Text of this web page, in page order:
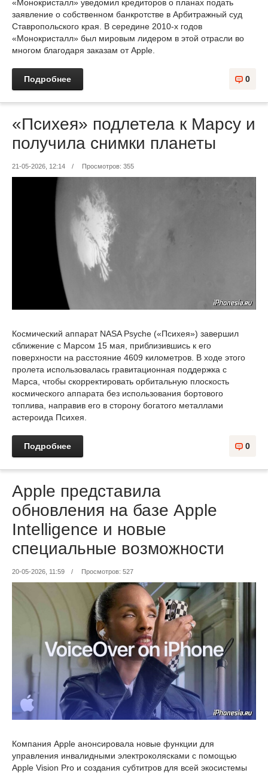
«Монокристалл» уведомил кредиторов о планах подать
заявление о собственном банкротстве в Арбитражный суд
Ставропольского края. В середине 2010-х годов
«Монокристалл» был мировым лидером в этой отрасли во
многом благодаря заказам от Apple.
Подробнее 0
«Психея» подлетела к Марсу и
получила снимки планеты
21-05-2026, 12:14 / Просмотров: 355
Космический аппарат NASA Psyche («Психея») завершил
сближение с Марсом 15 мая, приблизившись к его
поверхности на расстояние 4609 километров. В ходе этого
пролета использовалась гравитационная поддержка с
Марса, чтобы скорректировать орбитальную плоскость
космического аппарата без использования бортового
топлива, направив его в сторону богатого металлами
астероида Психея.
Подробнее 0
Apple представила
обновления на базе Apple
Intelligence и новые
специальные возможности
20-05-2026, 11:59 / Просмотров: 527
Компания Apple анонсировала новые функции для
управления инвалидными электроколясками с помощью
Apple Vision Pro и создания субтитров для всей экосистемы